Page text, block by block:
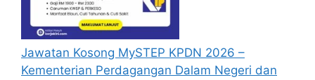
Jawatan Kosong MySTEP KPDN 2026 –
Kementerian Perdagangan Dalam Negeri dan